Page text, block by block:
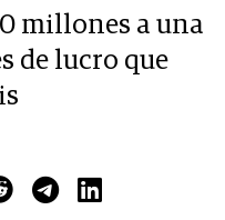
millones a una
de lucro que